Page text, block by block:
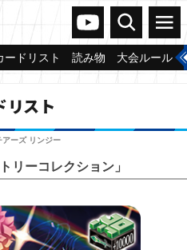
ヴァンガードch
検索 メニュー
ードリスト 読み物 大会ルール
リスト
アーズ リンジー
リーコレクション」